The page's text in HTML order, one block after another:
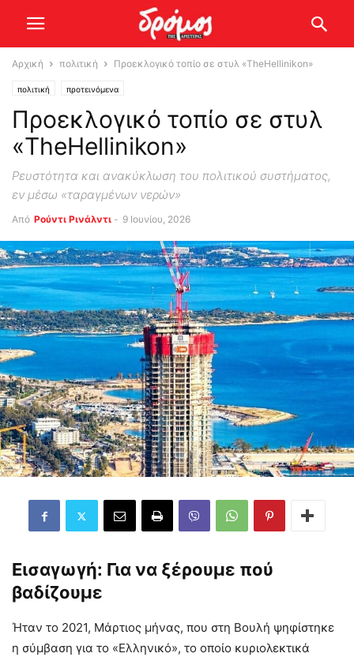
Αρχική πολιτική Προεκλογικό τοπίο σε στυλ «TheHellinikon»
πολιτική προτεινόμενα
Προεκλογικό τοπίο σε στυλ
«TheHellinikon»
Ρευστότητα και ανακύκλωση του πολιτικού συστήματος,
εν μέσω «ταραγμένων νερών»
Από Ρούντι Ρινάλντι - 9 Ιουνίου, 2026
Εισαγωγή: Για να ξέρουμε πού
βαδίζουμε
Ήταν το 2021, Μάρτιος μήνας, που στη Βουλή ψηφίστηκε
η σύμβαση για το «Ελληνικό», το οποίο κυριολεκτικά